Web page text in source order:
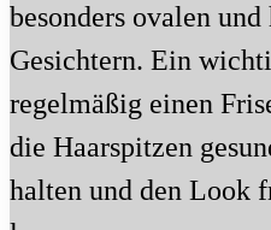
besonders ovalen
Gesichtern. Ein
regelmäßig einen
die Haarspitzen
halten und den Look